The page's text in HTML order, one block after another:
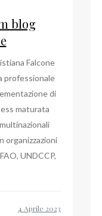
blog
Falcone
professionale
di
maturata
organizzazioni
UNDCCP,